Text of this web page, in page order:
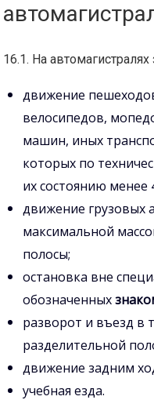
16.1. На автомагистралях
движение
велосипедов,
машин, иных
которых по
их состоянию менее
движение грузовых
максимальной
полосы;
остановка вне
обозначенных
разворот и въезд в
разделительной
движение задним
учебная езда.